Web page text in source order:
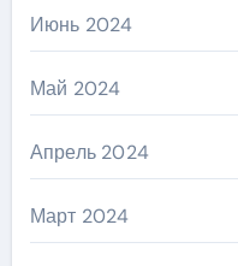
Июнь 2024
Май 2024
Апрель 2024
Март 2024